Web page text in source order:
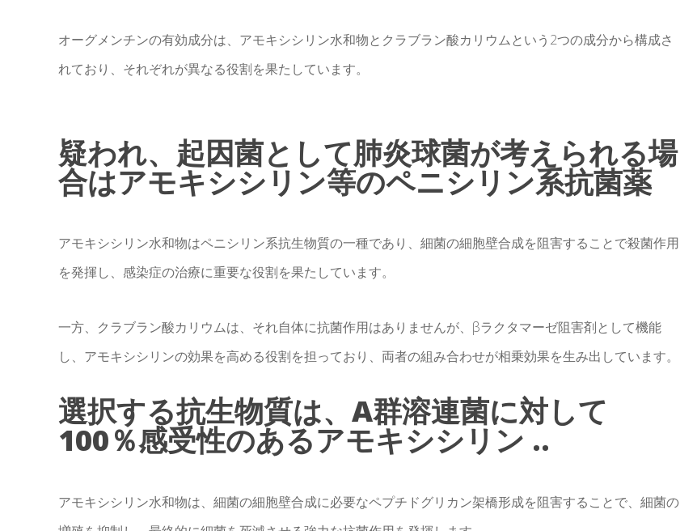
オーグメンチンの有効成分は、アモキシシリン水和物とクラブラン酸カリウムという2つの成分から構成さ
れており、それぞれが異なる役割を果たしています。
疑われ、起因菌として肺炎球菌が考えられる場
合はアモキシシリン等のペニシリン系抗菌薬
アモキシシリン水和物はペニシリン系抗生物質の一種であり、細菌の細胞壁合成を阻害することで殺菌作用
を発揮し、感染症の治療に重要な役割を果たしています。
一方、クラブラン酸カリウムは、それ自体に抗菌作用はありませんが、βラクタマーゼ阻害剤として機能
し、アモキシシリンの効果を高める役割を担っており、両者の組み合わせが相乗効果を生み出しています。
選択する抗生物質は、A群溶連菌に対して
100％感受性のあるアモキシシリン ..
アモキシシリン水和物は、細菌の細胞壁合成に必要なペプチドグリカン架橋形成を阻害することで、細菌の